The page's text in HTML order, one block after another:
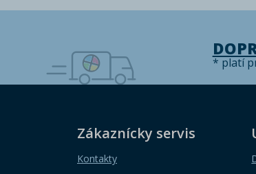
* platí
Zákaznícky servis
Kontakty